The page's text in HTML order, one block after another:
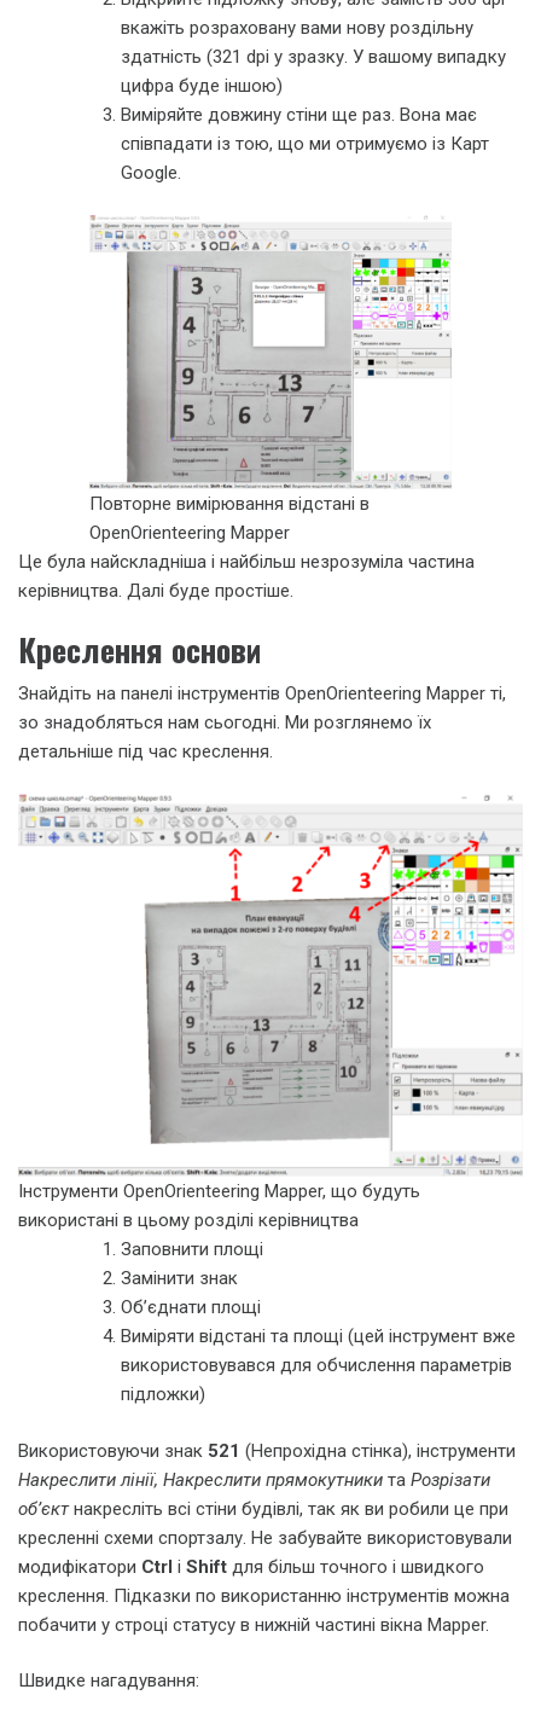
вкажіть розраховану вами нову роздільну
здатність (321 dpi у зразку. У вашому випадку
цифра буде іншою)
Виміряйте довжину стіни ще раз. Вона має
співпадати із тою, що ми отримуємо із Карт
Google.
Повторне вимірювання відстані в
OpenOrienteering Mapper
Це була найскладніша і найбільш незрозуміла частина
керівництва. Далі буде простіше.
Креслення основи
Знайдіть на панелі інструментів OpenOrienteering Mapper ті,
зо знадобляться нам сьогодні. Ми розглянемо їх
детальніше під час креслення.
Інструменти OpenOrienteering Mapper, що будуть
використані в цьому розділі керівництва
Заповнити площі
Замінити знак
Об’єднати площі
Виміряти відстані та площі (цей інструмент вже
використовувався для обчислення параметрів
підложки)
Використовуючи знак 521 (Непрохідна стінка), інструменти
Накреслити лінії, Накреслити прямокутники та Розрізати
об’єктнакресліть всі стіни будівлі, так як ви робили це при
кресленні схеми спортзалу. Не забувайте використовували
модифікатори Ctrl і Shift для більш точного і швидкого
креслення. Підказки по використанню інструментів можна
побачити у строці статусу в нижній частині вікна Mapper.
Швидке нагадування: